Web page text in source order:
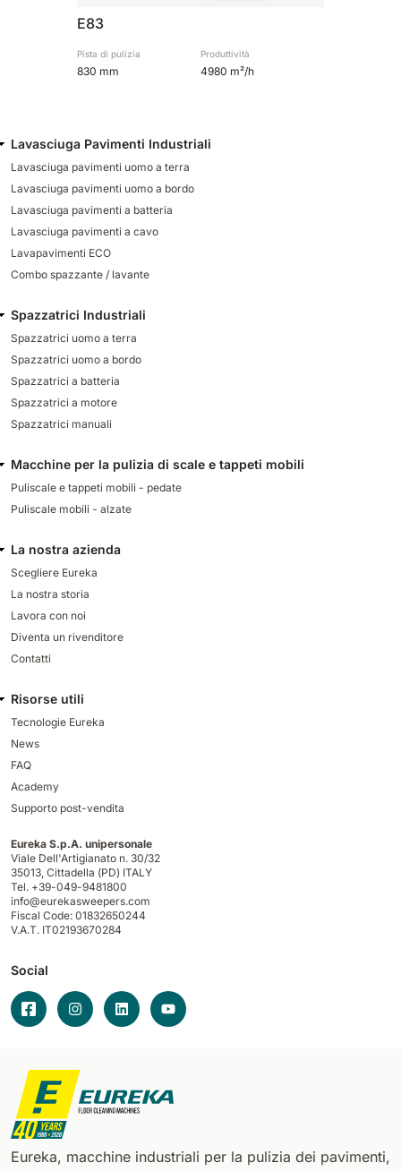
E83
Pista di pulizia
830 mm
Produttività
4980 m²/h
Lavasciuga Pavimenti Industriali
Lavasciuga pavimenti uomo a terra
Lavasciuga pavimenti uomo a bordo
Lavasciuga pavimenti a batteria
Lavasciuga pavimenti a cavo
Lavapavimenti ECO
Combo spazzante / lavante
Spazzatrici Industriali
Spazzatrici uomo a terra
Spazzatrici uomo a bordo
Spazzatrici a batteria
Spazzatrici a motore
Spazzatrici manuali
Macchine per la pulizia di scale e tappeti mobili
Puliscale e tappeti mobili - pedate
Puliscale mobili - alzate
La nostra azienda
Scegliere Eureka
La nostra storia
Lavora con noi
Diventa un rivenditore
Contatti
Risorse utili
Tecnologie Eureka
News
FAQ
Academy
Supporto post-vendita
Eureka S.p.A. unipersonale
Viale Dell'Artigianato n. 30/32
35013, Cittadella (PD) ITALY
Tel. +39-049-9481800
info@eurekasweepers.com
Fiscal Code: 01832650244
V.A.T. IT02193670284
Social
Eureka, macchine industriali per la pulizia dei pavimenti,